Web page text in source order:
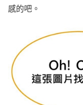
感的吧。